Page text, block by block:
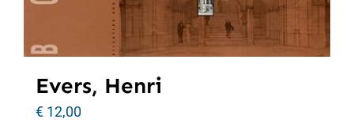
Evers, Henri
€ 12,00